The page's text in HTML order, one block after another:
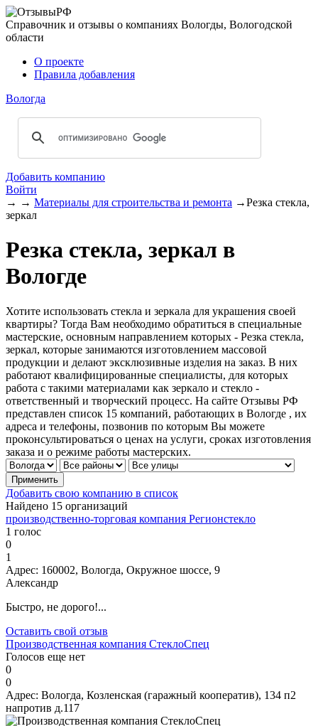
Справочник и отзывы о компаниях Вологды, Вологодской
области
О проекте
Правила добавления
Вологда
Добавить компанию
Войти
→ → Материалы для строительства и ремонта →Резка стекла,
зеркал
Резка стекла, зеркал в
Вологде
Хотите использовать стекла и зеркала для украшения своей
квартиры? Тогда Вам необходимо обратиться в специальные
мастерские, основным направлением которых - Резка стекла,
зеркал, которые занимаются изготовлением массовой
продукции и делают эксклюзивные изделия на заказ. В них
работают квалифицированные специалисты, для которых
работа с такими материалами как зеркало и стекло -
ответственный и творческий процесс. На сайте Отзывы РФ
представлен список 15 компаний, работающих в Вологде , их
адреса и телефоны, позвонив по которым Вы можете
проконсультироваться о ценах на услуги, сроках изготовления
заказа и о режиме работы мастерских.
Добавить свою компанию в список
Найдено 15 организаций
производственно-торговая компания Регионстекло
1 голос
0
1
Адрес: 160002, Вологда, Окружное шоссе, 9
Александр
Быстро, не дорого!...
Оставить свой отзыв
Производственная компания СтеклоСпец
Голосов еще нет
0
0
Адрес: Вологда, Козленская (гаражный кооператив), 134 п2
напротив д.117